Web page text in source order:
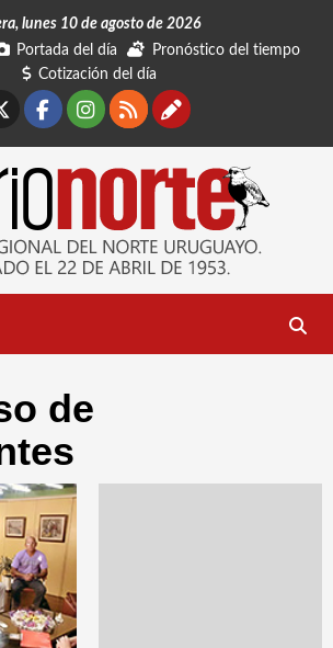
lunes 10 de agosto de 2026
Portada del día
Pronóstico del tiempo
Cotización del día
Facebook
Instagram
RSSContáctanos
de